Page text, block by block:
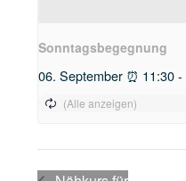
Sonntagsbegegnung
06. September ⏰ 11:30 -